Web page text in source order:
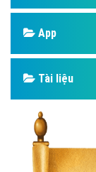
App
Tài liệu